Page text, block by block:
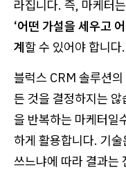
라집니다. 즉, 마케터
‘어떤 가설을 세우고
계할 수 있어야 합니다.
블럭스 CRM 솔루션
든 것을 결정하지는
을 반복하는 마케터일
하게 활용합니다. 기
쓰느냐에 따라 결과는